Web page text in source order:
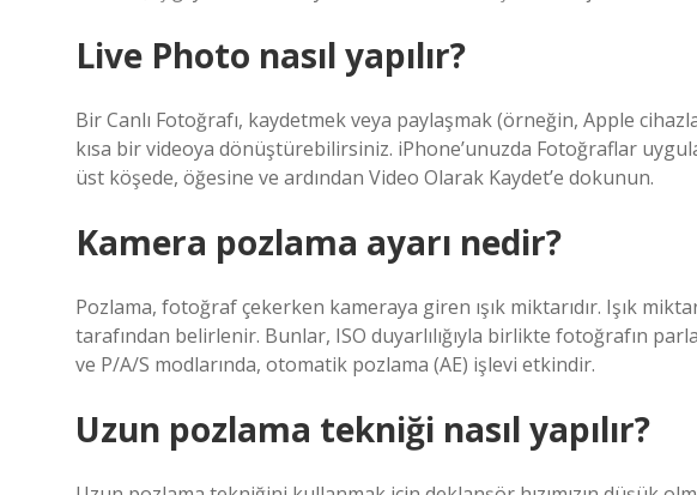
Live Photo nasıl yapılır?
Bir Canlı Fotoğrafı, kaydetmek veya paylaşmak (örneğin, Apple
kısa bir videoya dönüştürebilirsiniz. iPhone’unuzda Fotoğraflar
üst köşede, öğesine ve ardından Video Olarak Kaydet’e dokunun.
Kamera pozlama ayarı nedir?
Pozlama, fotoğraf çekerken kameraya giren ışık miktarıdır. Işık
tarafından belirlenir. Bunlar, ISO duyarlılığıyla birlikte fotoğrafın
ve P/A/S modlarında, otomatik pozlama (AE) işlevi etkindir.
Uzun pozlama tekniği nasıl yapılır?